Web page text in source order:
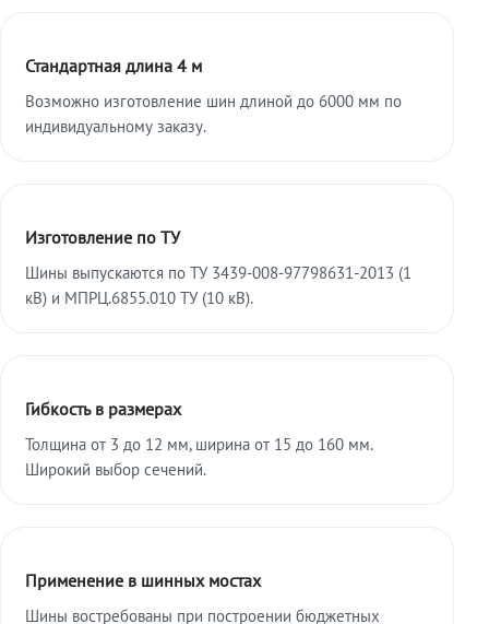
Стандартная длина 4 м
Возможно изготовление шин длиной до 6000 мм по
индивидуальному заказу.
Изготовление по ТУ
Шины выпускаются по ТУ 3439-008-97798631-2013 (1
кВ) и МПРЦ.6855.010 ТУ (10 кВ).
Гибкость в размерах
Толщина от 3 до 12 мм, ширина от 15 до 160 мм.
Широкий выбор сечений.
Применение в шинных мостах
Шины востребованы при построении бюджетных